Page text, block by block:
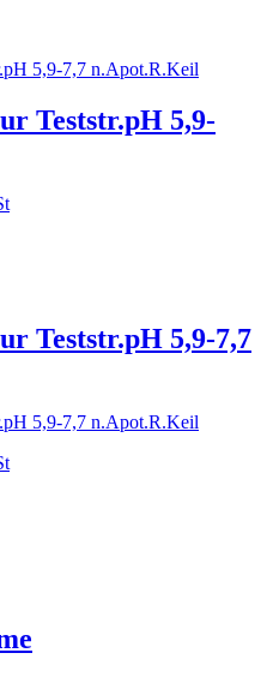
Teststr.pH 5,9-
Teststr.pH 5,9-7,7